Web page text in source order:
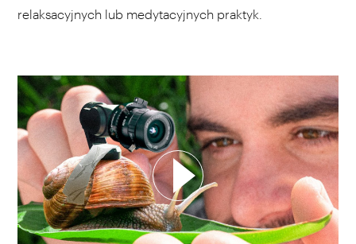
relaksacyjnych lub medytacyjnych praktyk.
WYBIERZ SWOJĄ PLAYLISTĘ
DODAJ TEN FILM DO PLAYLISTY